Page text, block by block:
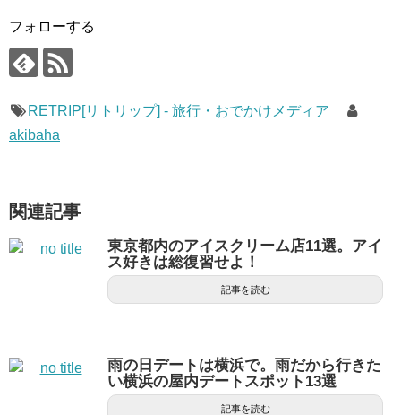
フォローする
RETRIP[リトリップ] - 旅行・おでかけメディア
akibaha
関連記事
東京都内のアイスクリーム店11選。アイ
ス好きは総復習せよ！
記事を読む
雨の日デートは横浜で。雨だから行きた
い横浜の屋内デートスポット13選
記事を読む